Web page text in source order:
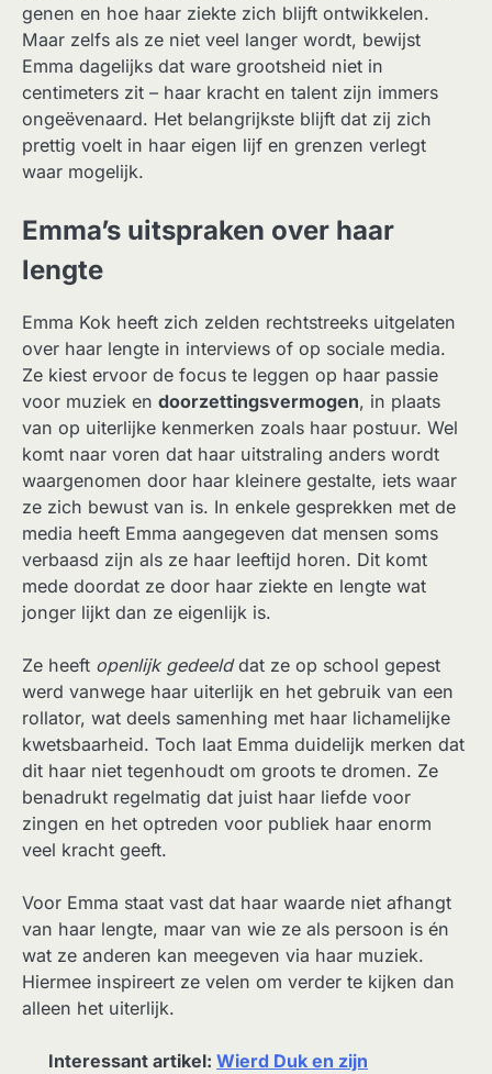
genen en hoe haar ziekte zich blijft ontwikkelen.
Maar zelfs als ze niet veel langer wordt, bewijst
Emma dagelijks dat ware grootsheid niet in
centimeters zit – haar kracht en talent zijn immers
ongeëvenaard. Het belangrijkste blijft dat zij zich
prettig voelt in haar eigen lijf en grenzen verlegt
waar mogelijk.
Emma’s uitspraken over haar
lengte
Emma Kok heeft zich zelden rechtstreeks uitgelaten
over haar lengte in interviews of op sociale media.
Ze kiest ervoor de focus te leggen op haar passie
voor muziek en doorzettingsvermogen, in plaats
van op uiterlijke kenmerken zoals haar postuur. Wel
komt naar voren dat haar uitstraling anders wordt
waargenomen door haar kleinere gestalte, iets waar
ze zich bewust van is. In enkele gesprekken met de
media heeft Emma aangegeven dat mensen soms
verbaasd zijn als ze haar leeftijd horen. Dit komt
mede doordat ze door haar ziekte en lengte wat
jonger lijkt dan ze eigenlijk is.
Ze heeft openlijk gedeelddat ze op school gepest
werd vanwege haar uiterlijk en het gebruik van een
rollator, wat deels samenhing met haar lichamelijke
kwetsbaarheid. Toch laat Emma duidelijk merken dat
dit haar niet tegenhoudt om groots te dromen. Ze
benadrukt regelmatig dat juist haar liefde voor
zingen en het optreden voor publiek haar enorm
veel kracht geeft.
Voor Emma staat vast dat haar waarde niet afhangt
van haar lengte, maar van wie ze als persoon is én
wat ze anderen kan meegeven via haar muziek.
Hiermee inspireert ze velen om verder te kijken dan
alleen het uiterlijk.
Interessant artikel: Wierd Duk en zijn